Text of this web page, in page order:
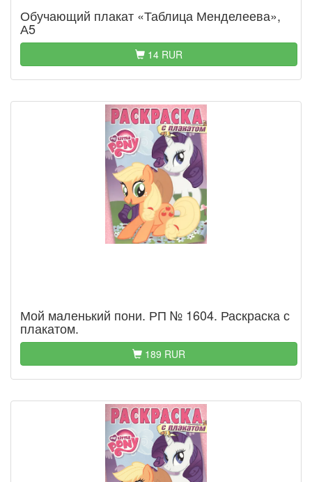
Обучающий плакат «Таблица Менделеева»,
А5
14 RUR
Мой маленький пони. РП № 1604. Раскраска с
плакатом.
189 RUR